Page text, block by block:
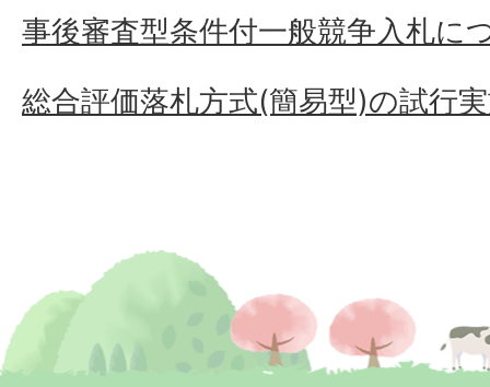
事後審査型条件付一般競争入札に
総合評価落札方式(簡易型)の試行